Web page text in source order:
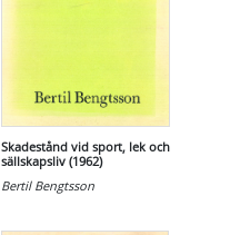
Skadestånd vid sport, lek och
sällskapsliv (1962)
Bertil Bengtsson